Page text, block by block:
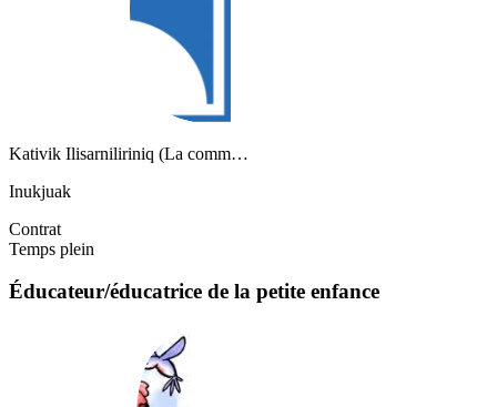
Kativik Ilisarniliriniq (La comm…
Inukjuak
Contrat
Temps plein
Éducateur/éducatrice de la petite enfance